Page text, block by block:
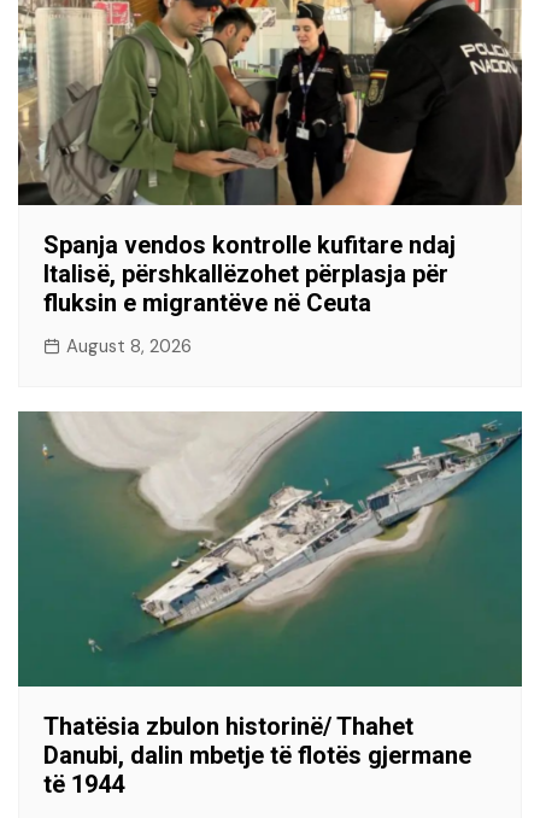
Spanja vendos kontrolle kufitare ndaj
Italisë, përshkallëzohet përplasja për
fluksin e migrantëve në Ceuta
August 8, 2026
Thatësia zbulon historinë/ Thahet
Danubi, dalin mbetje të flotës gjermane
të 1944